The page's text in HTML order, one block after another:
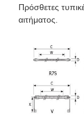
Πρόσθετες
αιτήματος.